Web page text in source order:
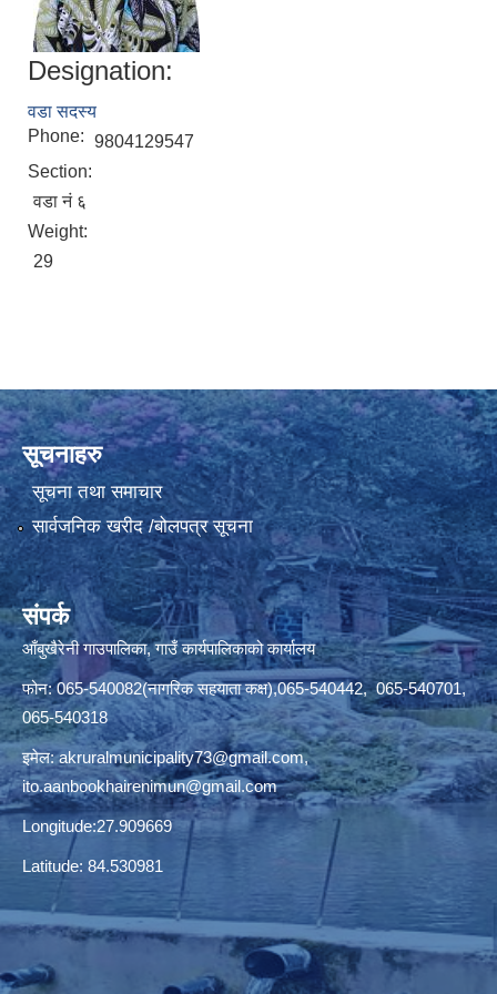
Designation:
वडा सदस्य
Phone: 9804129547
Section:
वडा नं ६
Weight:
29
सूचनाहरु
सूचना तथा समाचार
सार्वजनिक खरीद /बोलपत्र सूचना
संपर्क
आँबुखैरेनी गाउपालिका, गाउँ कार्यपालिकाको कार्यालय
फोन: 065-540082(नागरिक सहयाता कक्ष),065-540442, 065-540701,
065-540318
इमेल:akruralmunicipality73@gmail.com,
ito.aanbookhairenimun@gmail.com
Longitude:27.909669
Latitude: 84.530981